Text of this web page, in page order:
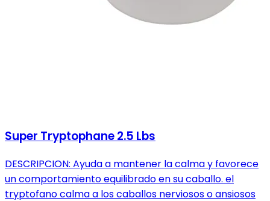
Super Tryptophane 2.5 Lbs
DESCRIPCION: Ayuda a mantener la calma y favorece
un comportamiento equilibrado en su caballo. el
tryptofano calma a los caballos nerviosos o ansiosos